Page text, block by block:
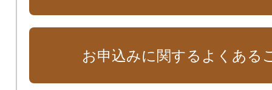
お申込みに関するよくある